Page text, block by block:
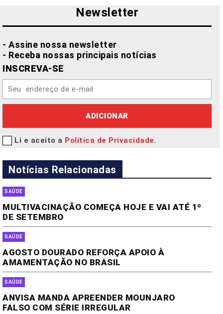
Newsletter
- Assine nossa newsletter
- Receba nossas principais notícias
INSCREVA-SE
ADICIONAR
Li e aceito a Política de Privacidade.
Notícias Relacionadas
SAÚDE
MULTIVACINAÇÃO COMEÇA HOJE E VAI ATÉ 1º
DE SETEMBRO
SAÚDE
AGOSTO DOURADO REFORÇA APOIO À
AMAMENTAÇÃO NO BRASIL
SAÚDE
ANVISA MANDA APREENDER MOUNJARO
FALSO COM SÉRIE IRREGULAR